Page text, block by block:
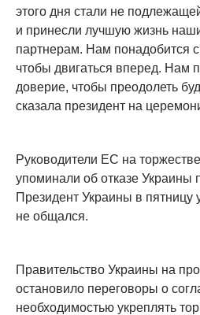
этого дня стали не
и принесли лучшую жизнь
партнерам. Нам понадобится
чтобы двигаться вперед. Нам
доверие, чтобы преодолеть
сказала президент на
Руководители ЕС на
упоминали об отказе Украины
Президент Украины в пятницу
не общался.
Правительство Украины на
остановило переговоры о
необходимостью укреплять